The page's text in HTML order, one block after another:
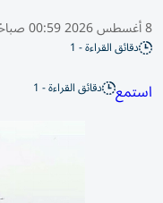
8 أغسطس 2026 00:59 صباحًا
دقائق القراءة - 1
استمع دقائق القراءة - 1